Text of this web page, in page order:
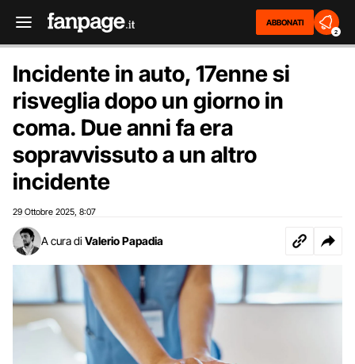
ABBONATI
2
Incidente in auto, 17enne si
risveglia dopo un giorno in
coma. Due anni fa era
sopravvissuto a un altro
incidente
29 Ottobre 2025 8:07
A cura di Valerio Papadia